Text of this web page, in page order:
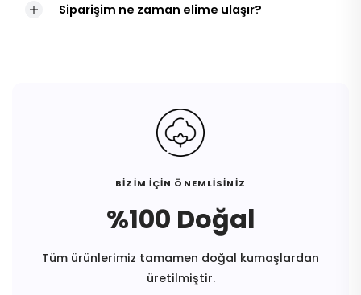
Siparişim ne zaman elime ulaşır?
BİZİM İÇİN ÖNEMLİSİNİZ
%100 Doğal
Tüm ürünlerimiz tamamen doğal kumaşlardan
üretilmiştir.